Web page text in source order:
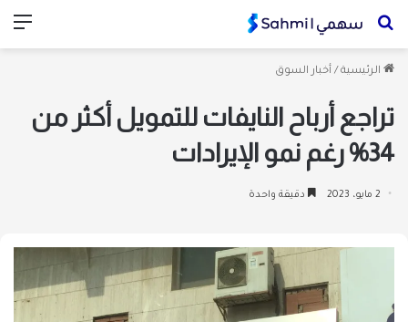
بحث
عن
الرئيسية / أخبار السوق
تراجع أرباح النايفات للتمويل أكثر من
34% رغم نمو الإيرادات
2 مايو، 2023 دقيقة واحدة